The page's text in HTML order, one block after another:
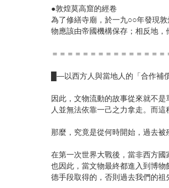
●敦煌莫高窟的經卷
為了修繕寺廟，於一九○○年發現
物應該由帝國機構保存；相反地，
＝＝＝＝＝＝＝＝＝＝＝＝＝＝＝
█—以西方人與當地人的「合作補
因此，文物流動的故事從來就不
人並無法依靠一己之力拿走。而
那麼，究竟是從何時開始，過去
在第一次世界大戰後，當非西方
也因此，當文物最終都進入到博
德手段取得的，否則過去我們的祖